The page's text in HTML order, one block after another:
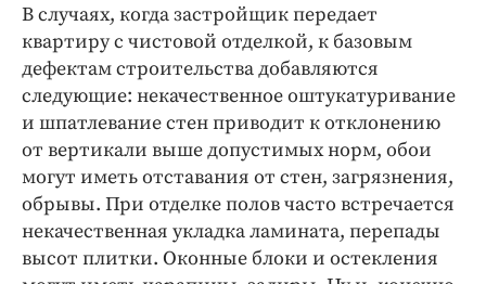
В случаях, когда застройщик передает
квартиру с чистовой отделкой, к базовым
дефектам строительства добавляются
следующие: некачественное оштукатуривание
и шпатлевание стен приводит к отклонению
от вертикали выше допустимых норм, обои
могут иметь отставания от стен, загрязнения,
обрывы. При отделке полов часто встречается
некачественная укладка ламината, перепады
высот плитки. Оконные блоки и остекления